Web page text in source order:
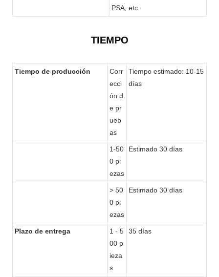
PSA, etc.
TIEMPO
Tiempo de producción
Corr
ecci
ón d
e pr
ueb
as
Tiempo estimado: 10-15
días
1-50
0 pi
ezas
Estimado 30 días
> 50
0 pi
ezas
Estimado 30 días
Plazo de entrega
1 - 5
00 p
ieza
s
35 días